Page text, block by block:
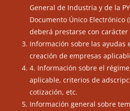
General de Industria y de la
Documento Único Electrónico
deberá prestarse con
Información sobre las ayudas
creación de empresas
4. Información sobre el
aplicable, criterios de
cotización, etc.
Información general sobre